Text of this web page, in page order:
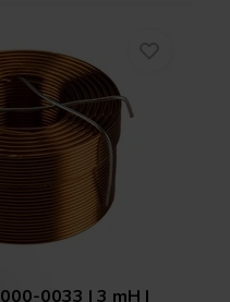
000-0033 | 3 mH |